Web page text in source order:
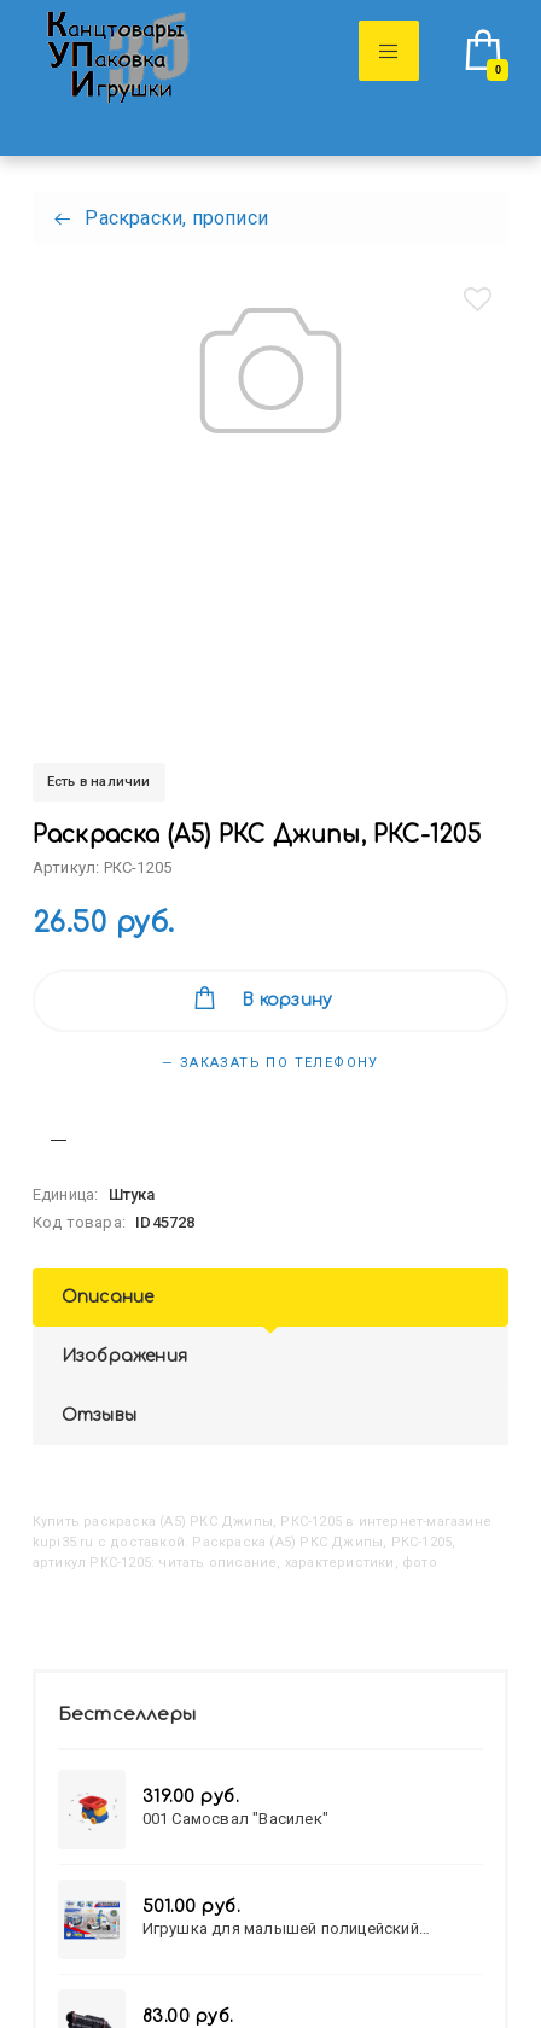
0
Раскраски, прописи
Есть в наличии
Раскраска (А5) РКС Джипы, РКС-1205
Артикул: РКС-1205
26.50 руб.
В корзину
— ЗАКАЗАТЬ ПО ТЕЛЕФОНУ
Единица:
Штука
Код товара:
ID45728
Описание
Изображения
Отзывы
Купить Раскраска (А5) РКС Джипы, РКС-1205 в интернет-магазине
kupi35.ru с доставкой. Раскраска (А5) РКС Джипы, РКС-1205,
артикул РКС-1205: читать описание, характеристики, фото
Бестселлеры
319.00 руб.
001 Самосвал "Василек"
501.00 руб.
Игрушка для малышей полицейский
83.00 руб.